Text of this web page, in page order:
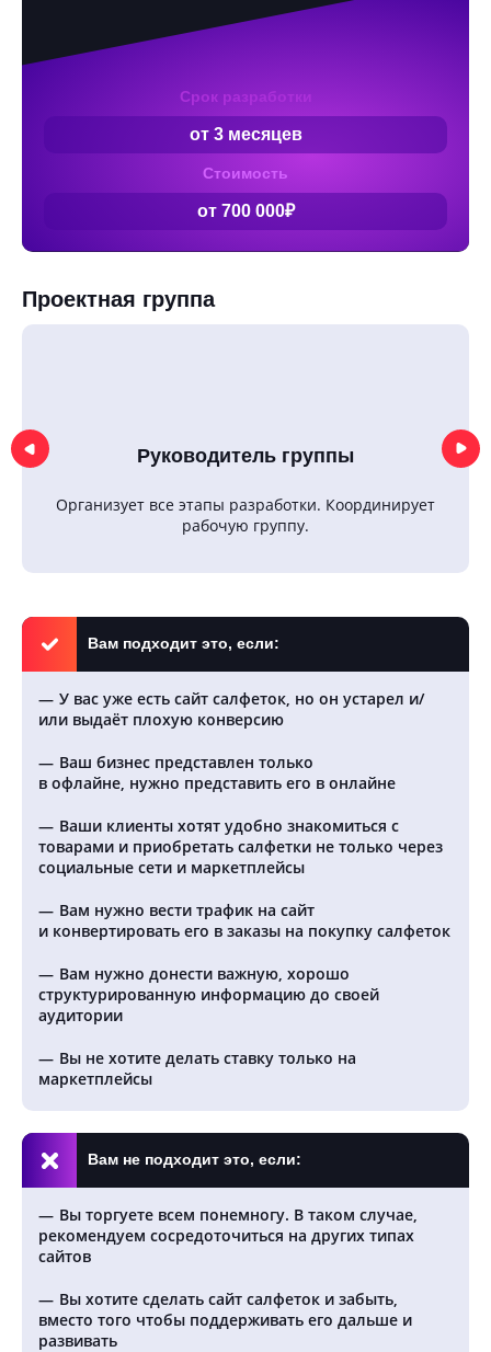
Срок разработки
от 3 месяцев
Стоимость
от 700 000₽
Проектная группа
Руководитель группы
Организует все этапы разработки. Координирует
рабочую группу.
Вам подходит это, если:
У вас уже есть сайт салфеток, но он устарел и/
или выдаёт плохую конверсию
Ваш бизнес представлен только
в офлайне, нужно представить его в онлайне
Ваши клиенты хотят удобно знакомиться с
товарами и приобретать салфетки не только через
социальные сети и маркетплейсы
Вам нужно вести трафик на сайт
и конвертировать его в заказы на покупку салфеток
Вам нужно донести важную, хорошо
структурированную информацию до своей
аудитории
Вы не хотите делать ставку только на
маркетплейсы
Вам не подходит это, если:
Вы торгуете всем понемногу. В таком случае,
рекомендуем сосредоточиться на других типах
сайтов
Вы хотите сделать сайт салфеток и забыть,
вместо того чтобы поддерживать его дальше и
развивать